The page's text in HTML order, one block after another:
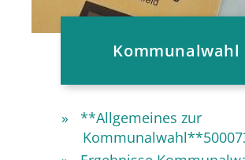
Kommunalwahl
**Allgemeines zur